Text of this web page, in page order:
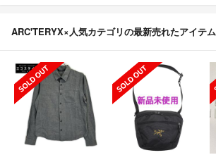
ARC'TERYX×人気カテゴリの最新売れたアイテム